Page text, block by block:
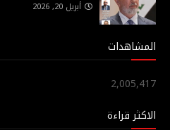
أبريل 20, 2026
المشاهدات
2,005,417
الاكثر قراءة